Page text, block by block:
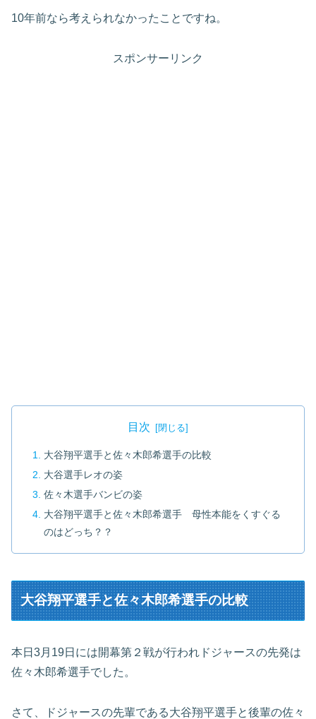
10年前なら考えられなかったことですね。
スポンサーリンク
目次
大谷翔平選手と佐々木郎希選手の比較
大谷選手レオの姿
佐々木選手バンビの姿
大谷翔平選手と佐々木郎希選手 母性本能をくすぐる
のはどっち？？
大谷翔平選手と佐々木郎希選手の比較
本日3月19日には開幕第２戦が行われドジャースの先発は
佐々木郎希選手でした。
さて、ドジャースの先輩である大谷翔平選手と後輩の佐々